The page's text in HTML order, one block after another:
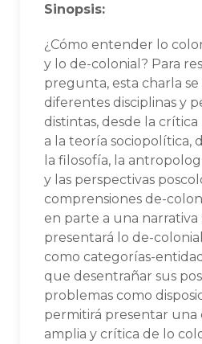
Sinopsis:
¿Cómo entender lo
y lo de-colonial? Para
pregunta, esta charla se
diferentes disciplinas y
distintas, desde la
a la teoría sociopolítica,
la filosofía, la
y las perspectivas
comprensiones de-
en parte a una narrativa
presentará lo de-
como categorías-
que desentrañar sus
problemas como
permitirá presentar una
amplia y crítica de lo